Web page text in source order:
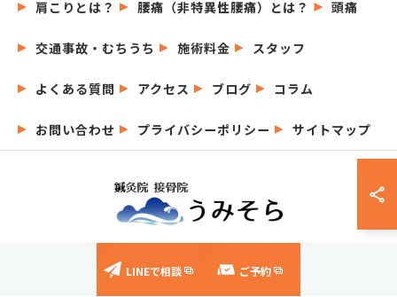
LINEで相談 ご予約
肩こりとは？ 腰痛（非特異性腰痛）とは？ 頭痛
交通事故・むちうち 施術料金 スタッフ
よくある質問 アクセス ブログ コラム
お問い合わせ プライバシーポリシー サイトマップ
© 2026 愛知県名古屋市の鍼灸院なら鍼灸院接骨院うみそら ALL RIGHTS
RESERVED.